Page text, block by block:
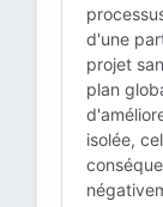
d'une
projet
plan
isolée,